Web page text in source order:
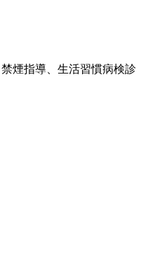
煙指導、生活習慣病検診